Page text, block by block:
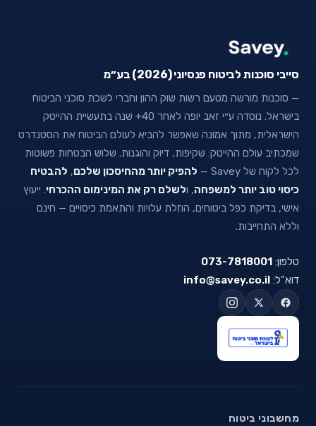
סייבי סוכנות לביטוח פנסיוני (2026) בע״מ
— סוכנות מורשה מטעם רשות שוק ההון וחברי לשכת סוכני הביטוח
בישראל. נוסדה ע״י זאב יופה לאחר 40+ שנה בתעשיית ההייטק
הישראלית, מתוך אמונה שאפשר להביא לעולם הביטוח את הסטנדרט
שמכתיב עולם ההייטק: שקיפות, דיוק והוגנות. שלוש הבטחות פשוטות
לכל לקוח של Savey —
להפיק יותר מהחיסכון שלכם, להבטיח
כיסוי טוב יותר למשפחה, ולשלם רק את המינימום ההכרחי. ייעוץ
אישי, בדיקת כפל ביטוחים, הוזלת עלויות והתאמת כיסויים — חינם
וללא התחייבות.
טלפון: 073-7818001
דוא"ל: info@savey.co.il
מחשבוני ביטוח